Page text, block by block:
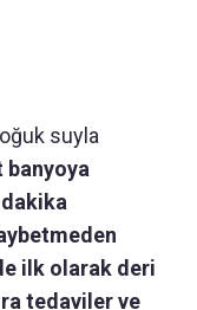
suyla
banyoya
ilk olarak deri
tedaviler ve